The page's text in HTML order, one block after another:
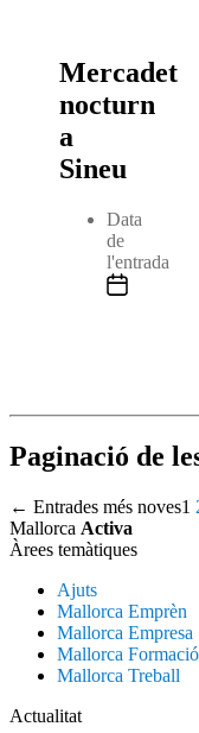
Mercadet
nocturn
a
Sineu
Data
de
l'entrada
Paginació de
← Entrades més noves1
Mallorca Activa
Àrees temàtiques
Ajuts
Mallorca Emprèn
Mallorca Empresa
Mallorca Formació
Mallorca Treball
Actualitat